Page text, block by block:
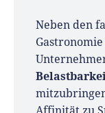
Neben den
Affinität zu